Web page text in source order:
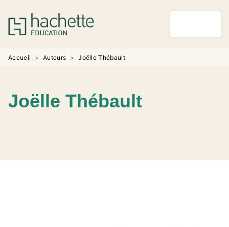
MENU RECHERCHE
PIED DE PAGE
Accueil > Auteurs > Joëlle Thébault
Joëlle Thébault